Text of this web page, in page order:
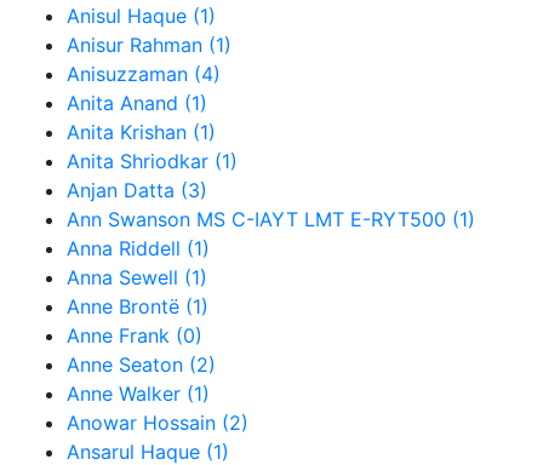
Anisul Haque (1)
Anisur Rahman (1)
Anisuzzaman (4)
Anita Anand (1)
Anita Krishan (1)
Anita Shriodkar (1)
Anjan Datta (3)
Ann Swanson MS C-IAYT LMT E-RYT500 (1)
Anna Riddell (1)
Anna Sewell (1)
Anne Brontë (1)
Anne Frank (0)
Anne Seaton (2)
Anne Walker (1)
Anowar Hossain (2)
Ansarul Haque (1)